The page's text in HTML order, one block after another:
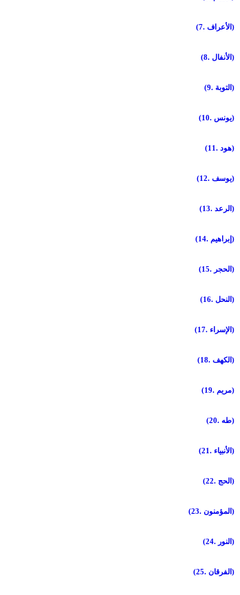
(7. الأعراف)
(8. الأنفال)
(9. التوبة)
(10. يونس)
(11. هود)
(12. يوسف)
(13. الرعد)
(14. إبراهيم)
(15. الحجر)
(16. النحل)
(17. الإسراء)
(18. الكهف)
(19. مريم)
(20. طه)
(21. الأنبياء)
(22. الحج)
(23. المؤمنون)
(24. النور)
(25. الفرقان)